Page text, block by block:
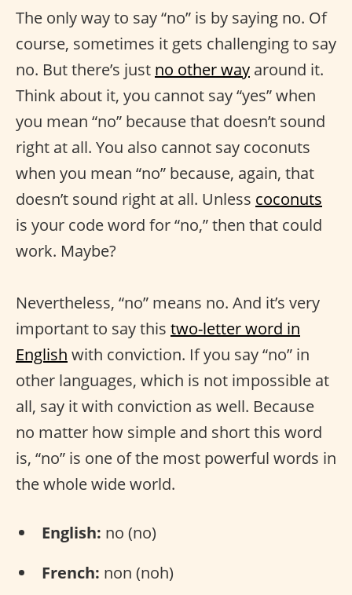
The only way to say “no” is by saying no. Of
course, sometimes it gets challenging to say
no. But there’s just no other way around it.
Think about it, you cannot say “yes” when
you mean “no” because that doesn’t sound
right at all. You also cannot say coconuts
when you mean “no” because, again, that
doesn’t sound right at all. Unless coconuts
is your code word for “no,” then that could
work. Maybe?
Nevertheless, “no” means no. And it’s very
important to say this two-letter word in
English with conviction. If you say “no” in
other languages, which is not impossible at
all, say it with conviction as well. Because
no matter how simple and short this word
is, “no” is one of the most powerful words in
the whole wide world.
English: no (no)
French: non (noh)